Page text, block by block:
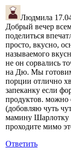
Людмила
Добрый вечер
поделиться
просто, вкусно,
называемого
не он сорвались
на Дю. Мы
порции отлично
запеканку если
продуктов. можно
(добовляю чуть
мамину Шарлотку
проходите мимо
Ответить